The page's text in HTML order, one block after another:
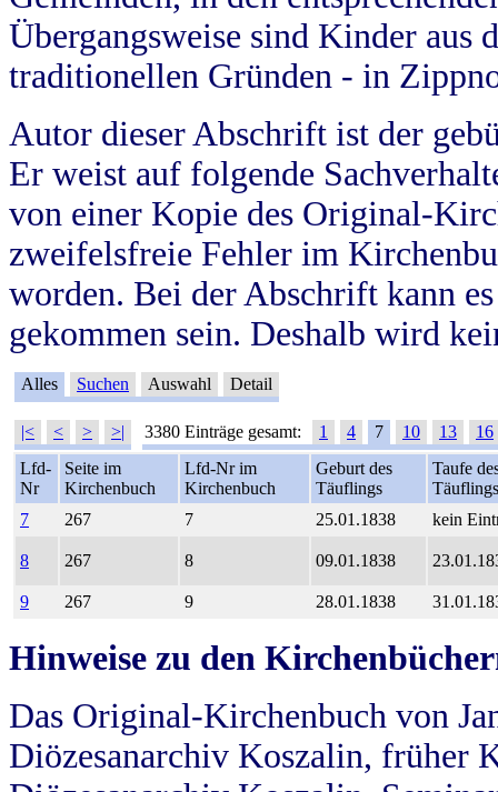
Übergangsweise sind Kinder aus
traditionellen Gründen - in
Autor dieser Abschrift ist der
Er weist auf folgende
von einer Kopie des Original-
zweifelsfreie Fehler im
worden. Bei der Abschrift kann
gekommen sein. Deshalb wird
Alles Suchen Auswahl Detail
|< < > >| 3380 Einträge gesamt: 1 4 7 10 13
16
Lfd-
Nr
Seite im
Kirchenbuch
Lfd-Nr im
Kirchenbuch
Geburt des
Täuflings
Taufe
Täuflings
7
267 7 25.01.1838 kein
8 267 8 09.01.1838
9 267 9 28.01.1838
Hinweise zu den
Das Original-Kirchenbuch von
Diözesanarchiv Koszalin, früher